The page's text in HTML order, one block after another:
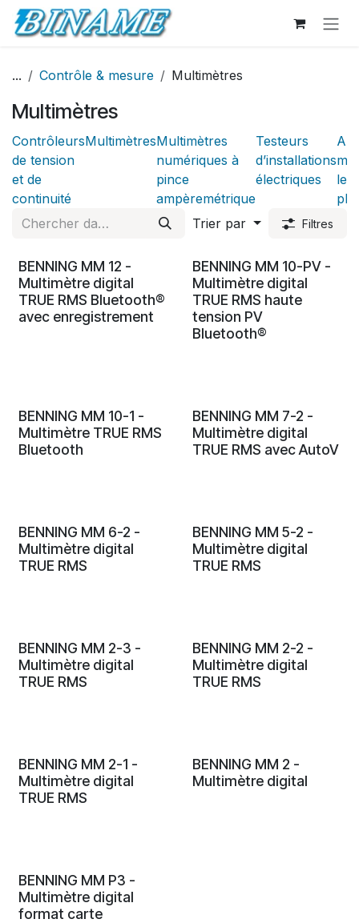
Se rendre au contenu
... Contrôle & mesure Multimètres
Multimètres
Contrôleurs
de tension
et de
continuité
MultimètresMultimètres
numériques à
pince
ampèremétrique
Testeurs
d’installations
électriques
le
Trier par
Filtres
BENNING MM 12 -
Multimètre digital
TRUE RMS Bluetooth®
avec enregistrement
BENNING MM 10-PV -
Multimètre digital
TRUE RMS haute
tension PV
Bluetooth®
BENNING MM 10-1 -
Multimètre TRUE RMS
Bluetooth
BENNING MM 7-2 -
Multimètre digital
TRUE RMS avec AutoV
BENNING MM 6-2 -
Multimètre digital
TRUE RMS
BENNING MM 5-2 -
Multimètre digital
TRUE RMS
BENNING MM 2-3 -
Multimètre digital
TRUE RMS
BENNING MM 2-2 -
Multimètre digital
TRUE RMS
BENNING MM 2-1 -
Multimètre digital
TRUE RMS
BENNING MM 2 -
Multimètre digital
BENNING MM P3 -
Multimètre digital
format carte